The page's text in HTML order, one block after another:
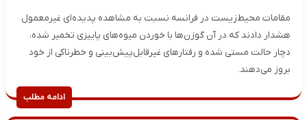
مقامات محیط‌زیست در فرانسه نسبت به مشاهده پدیده‌ای غیرمعمول
هشدار دادند که در آن گوزن‌ها با خوردن میوه‌های پاییزی تخمیر شده،
دچار حالت مستی شده و رفتارهای غیرقابل‌پیش‌بینی و خطرناکی از خود
بروز می‌دهند.
ادامه مطلب